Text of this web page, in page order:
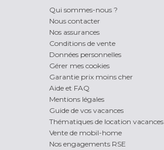
Qui sommes-nous ?
Nous contacter
Nos assurances
Conditions de vente
Données personnelles
Gérer mes cookies
Garantie prix moins cher
Aide et FAQ
Mentions légales
Guide de vos vacances
Thématiques de location vacances
Vente de mobil-home
Nos engagements RSE